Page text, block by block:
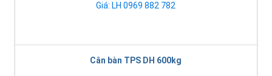
Giá: LH 0969 882 782
Cân bàn TPS DH 600kg